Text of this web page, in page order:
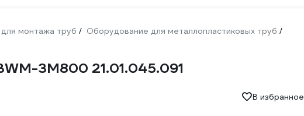
монтажа труб / Оборудование для металлопластиковых труб /
3M800 21.01.045.091
В избранное